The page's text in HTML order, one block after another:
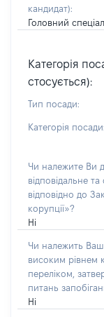
кандидат):
Головний
Категорія
стосується):
Тип посади:
Категорія посади:
Чи належите Ви
відповідальне
відповідно до
корупції»?
Ні
Чи належить
високим рівнем
переліком,
питань
Ні